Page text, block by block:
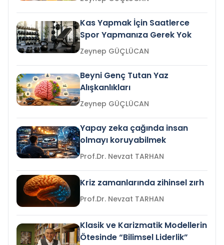
Kas Yapmak İçin Saatlerce
Spor Yapmanıza Gerek Yok
Zeynep GÜÇLÜCAN
Beyni Genç Tutan Yaz
Alışkanlıkları
Zeynep GÜÇLÜCAN
Yapay zeka çağında insan
olmayı koruyabilmek
Prof.Dr. Nevzat TARHAN
Kriz zamanlarında zihinsel zırh
Prof.Dr. Nevzat TARHAN
Klasik ve Karizmatik Modellerin
Ötesinde “Bilimsel Liderlik”